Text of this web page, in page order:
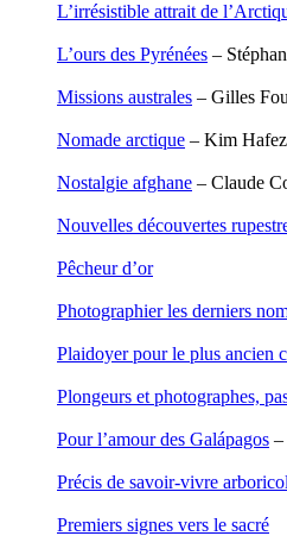
Leblay Julien
Lefèvre David
Lemire Olivier
Lobo Éric
Loireau Alexis
Lutz Philippe
Manoukian Patrick
Marthaler Claude
Mathieu Sandra
Mittelette Eddie
Mouginet Xavier
Muller Victor
Neyroud Michel
L’irrésistible attrait de
L’ours des Pyrénées –
Missions australes – Gilles
Nomade arctique – Kim Hafez
Nostalgie afghane – Claude
Nouvelles découvertes
Pêcheur d’or
Photographier les derniers
Plaidoyer pour le plus ancien
Plongeurs et photographes,
Pour l’amour des Galápagos –
Précis de savoir-vivre
Premiers signes vers le sacré